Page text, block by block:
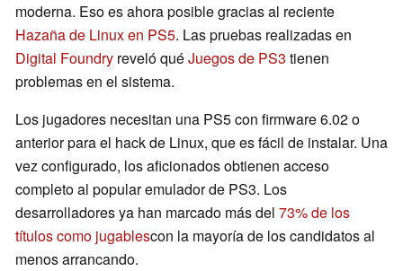
moderna. Eso es ahora posible gracias al reciente
Hazaña de Linux en PS5. Las pruebas realizadas en
Digital Foundry reveló quéJuegos de PS3 tienen
problemas en el sistema.
Los jugadores necesitan una PS5 con firmware 6.02 o
anterior para el hack de Linux, que es fácil de instalar. Una
vez configurado, los aficionados obtienen acceso
completo al popular emulador de PS3. Los
desarrolladores ya han marcado más del 73% de los
títulos como jugablescon la mayoría de los candidatos al
menos arrancando.